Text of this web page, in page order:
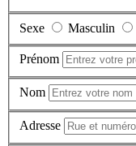
Sexe Masculin
Prénom
Nom
Adresse